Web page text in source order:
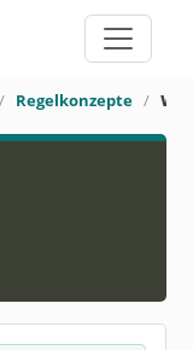
Regelkonzepte